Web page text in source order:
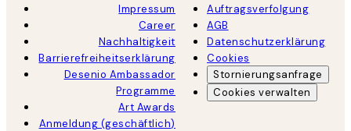
Impressum
Career
Nachhaltigkeit
Barrierefreiheitserklärung
Desenio Ambassador
Programme
Art Awards
Anmeldung (geschäftlich)
Auftragsverfolgung
AGB
Datenschutzerklärung
Cookies
Stornierungsanfrage
Cookies verwalten